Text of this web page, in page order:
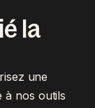
la
une
à nos outils